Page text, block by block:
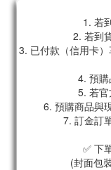
1. 若
2. 若到
3. 已付款（信用卡
4. 預購
5. 若官
6. 預購商品與
7. 訂金訂
✅ 下
(封面包